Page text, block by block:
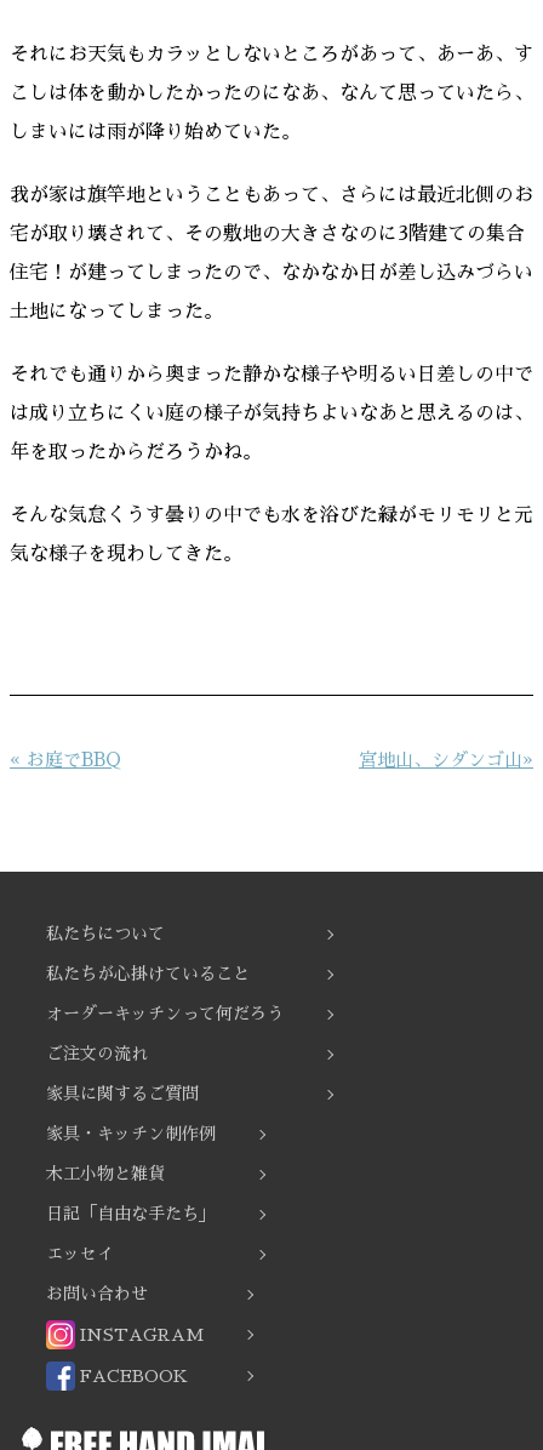
それにお天気もカラッとしないところがあって、あーあ、す
こしは体を動かしたかったのになあ、なんて思っていたら、
しまいには雨が降り始めていた。
我が家は旗竿地ということもあって、さらには最近北側のお
宅が取り壊されて、その敷地の大きさなのに3階建ての集合
住宅！が建ってしまったので、なかなか日が差し込みづらい
土地になってしまった。
それでも通りから奥まった静かな様子や明るい日差しの中で
は成り立ちにくい庭の様子が気持ちよいなあと思えるのは、
年を取ったからだろうかね。
そんな気怠くうす曇りの中でも水を浴びた緑がモリモリと元
気な様子を現わしてきた。
投
« お庭でBBQ 宮地山、シダンゴ山»
私たちについて
私たちが心掛けていること
オーダーキッチンって何だろう
ご注文の流れ
家具に関するご質問
家具・キッチン制作例
木工小物と雑貨
日記「自由な手たち」
エッセイ
お問い合わせ
INSTAGRAM
FACEBOOK